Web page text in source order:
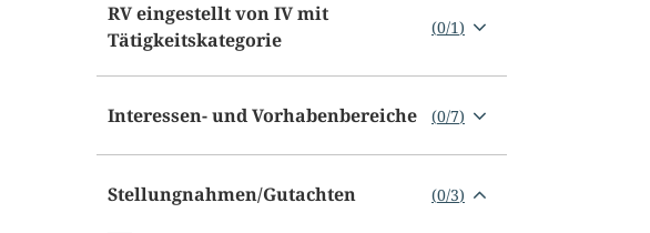
RV eingestellt von IV mit
Tätigkeitskategorie
(0/1)
Interessen- und Vorhabenbereiche (0/7)
Stellungnahmen/​Gutachten (0/3)